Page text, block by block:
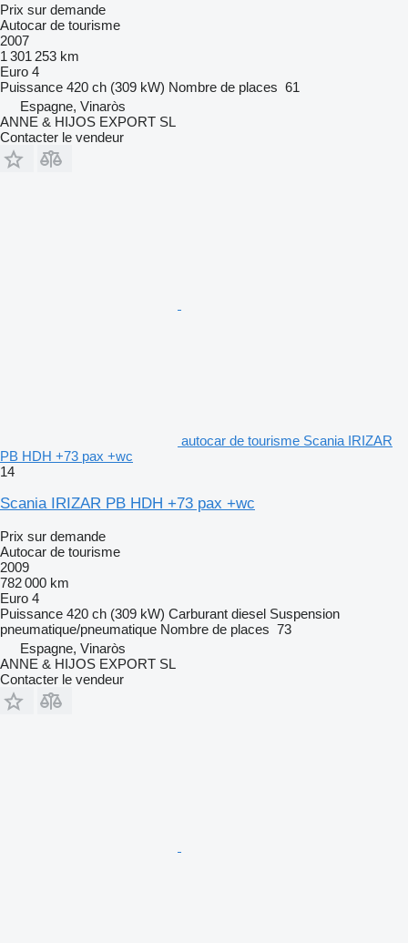
Prix sur demande
Autocar de tourisme
2007
1 301 253 km
Euro 4
Puissance 420 ch (309 kW) Nombre de places 61
Espagne, Vinaròs
ANNE & HIJOS EXPORT SL
Contacter le vendeur
autocar de tourisme Scania IRIZAR
PB HDH +73 pax +wc
14
Scania IRIZAR PB HDH +73 pax +wc
Prix sur demande
Autocar de tourisme
2009
782 000 km
Euro 4
Puissance 420 ch (309 kW) Carburant diesel Suspension
pneumatique/pneumatique Nombre de places 73
Espagne, Vinaròs
ANNE & HIJOS EXPORT SL
Contacter le vendeur